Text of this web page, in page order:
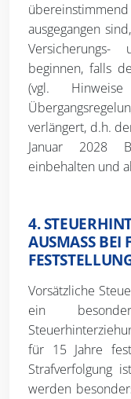
ausgegangen
beginnen, falls
(vgl.
verlängert, d.h.
Januar 2028
einbehalten und
4.
USMASS BEI
Vorsätzliche
ein
für 15 Jahre
Strafverfolgung
werden